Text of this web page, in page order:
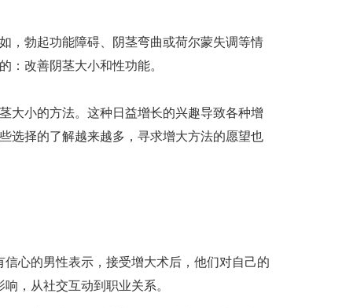
，勃起功能障碍、阴茎弯曲或荷尔蒙失调等情
：改善阴茎大小和性功能。
大小的方法。这种日益增长的兴趣导致各种增
选择的了解越来越多，寻求增大方法的愿望也
心的男性表示，接受增大术后，他们对自己的
，从社交互动到职业关系。